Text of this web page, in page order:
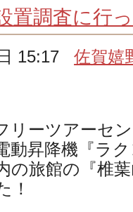
置調査に行
日 15:17佐賀嬉
リーツアーセ
動昇降機『ラ
の旅館の『椎
！